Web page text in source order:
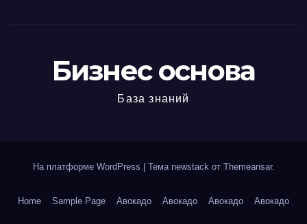
Бизнес основа
База знаний
На платформе WordPress Тема newstack от Themeansar.
Home Sample Page Авокадо Авокадо Авокадо Авокадо